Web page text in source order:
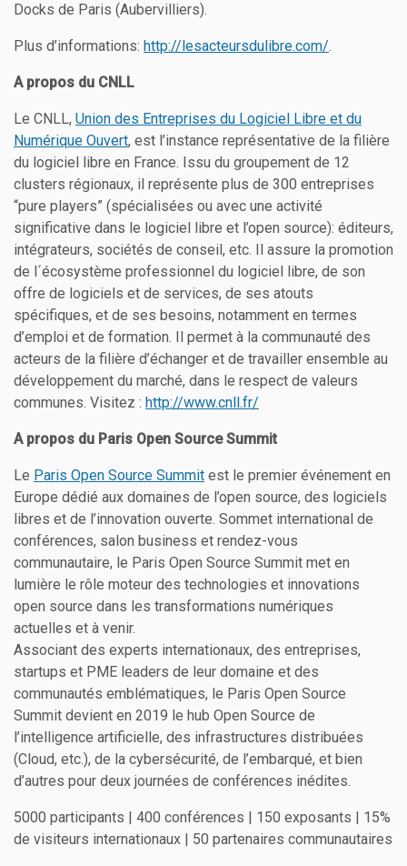
Docks de Paris (Aubervilliers).
Plus d’informations: http://lesacteursdulibre.com/.
A propos du CNLL
Le CNLL, Union des Entreprises du Logiciel Libre et du
Numérique Ouvert, est l’instance représentative de la filière
du logiciel libre en France. Issu du groupement de 12
clusters régionaux, il représente plus de 300 entreprises
“pure players” (spécialisées ou avec une activité
significative dans le logiciel libre et l’open source): éditeurs,
intégrateurs, sociétés de conseil, etc. Il assure la promotion
de l´écosystème professionnel du logiciel libre, de son
offre de logiciels et de services, de ses atouts
spécifiques, et de ses besoins, notamment en termes
d’emploi et de formation. Il permet à la communauté des
acteurs de la filière d’échanger et de travailler ensemble au
développement du marché, dans le respect de valeurs
communes. Visitez : http://www.cnll.fr/
A propos du Paris Open Source Summit
Le Paris Open Source Summit est le premier événement en
Europe dédié aux domaines de l’open source, des logiciels
libres et de l’innovation ouverte. Sommet international de
conférences, salon business et rendez-vous
communautaire, le Paris Open Source Summit met en
lumière le rôle moteur des technologies et innovations
open source dans les transformations numériques
actuelles et à venir.
Associant des experts internationaux, des entreprises,
startups et PME leaders de leur domaine et des
communautés emblématiques, le Paris Open Source
Summit devient en 2019 le hub Open Source de
l’intelligence artificielle, des infrastructures distribuées
(Cloud, etc.), de la cybersécurité, de l’embarqué, et bien
d’autres pour deux journées de conférences inédites.
5000 participants | 400 conférences | 150 exposants | 15%
de visiteurs internationaux | 50 partenaires communautaires